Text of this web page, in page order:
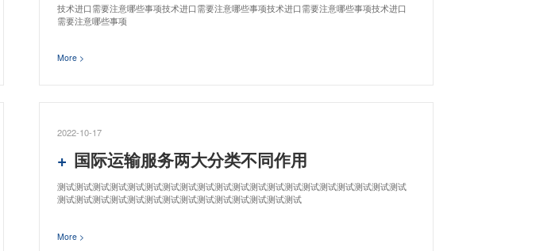
技术进口需要注意哪些事项技术进口需要注意哪些事项技术进口需要注意哪些事项技术进口
需要注意哪些事项
More >
2022-10-17
国际运输服务两大分类不同作用
测试测试测试测试测试测试测试测试测试测试测试测试测试测试测试测试测试测试测试测试
测试测试测试测试测试测试测试测试测试测试测试测试测试测试
More >